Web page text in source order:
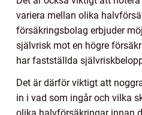
variera mellan olika
försäkringsbolag erbjuder
självrisk mot en högre
har fastställda
Det är därför viktigt att
in i vad som ingår och vilka